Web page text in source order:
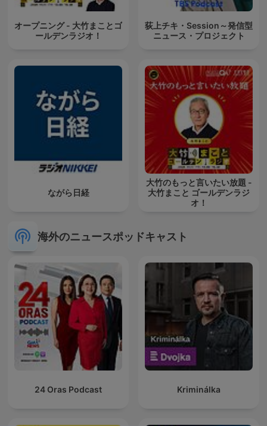
オープニング - 大竹まことゴ
ールデンラジオ！
荻上チキ・Session～発信型
ニュース・プロジェクト
ながら日経
大竹のもっと言いたい放題 -
大竹まこと ゴールデンラジ
オ！
海外のニュースポッドキャスト
24 Oras Podcast Kriminálka